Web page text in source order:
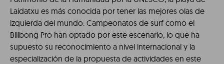
Laidatxu es más conocida por tener las mejores olas de
izquierda del mundo. Campeonatos de surf como el
Billbong Pro han optado por este escenario, lo que ha
supuesto su reconocimiento a nivel internacional y la
especialización de la propuesta de actividades en este